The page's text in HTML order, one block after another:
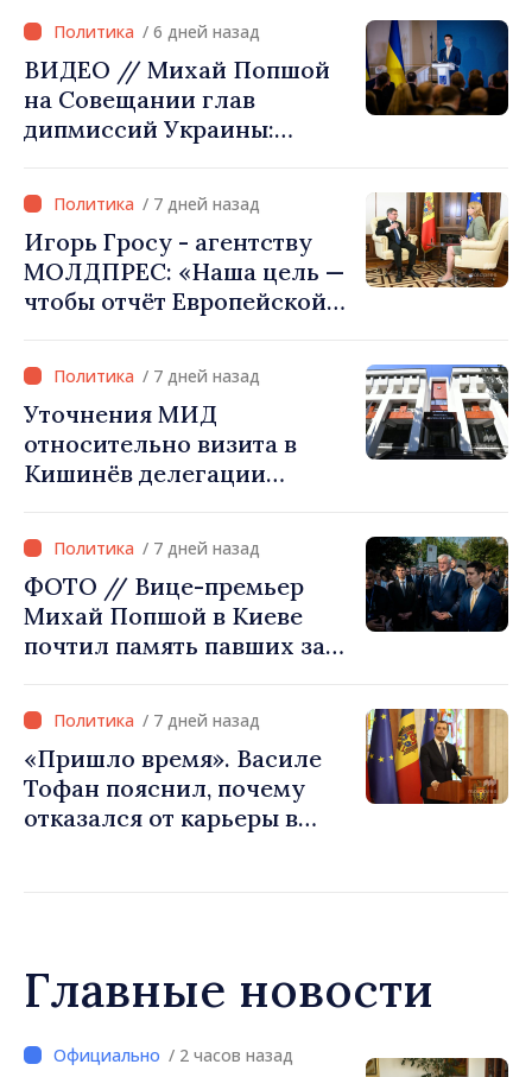
ситуацией в бассейне реки
Днестр и совместные
проекты в сфере
инфраструктуры и
энергетики
/ 6 дней назад
ВИДЕО // Михай Попшой
на Совещании глав
дипмиссий Украины:
сделала свой выбор. Мы
вместе с Украиной»
/ 7 дней назад
Игорь Гросу - агентству
МОЛДПРЕС: «Наша цель —
чтобы отчёт Европейской
ещё лучше»
/ 7 дней назад
Уточнения МИД
относительно визита в
Кишинёв делегации
хозяйства Афганистана
/ 7 дней назад
ФОТО // Вице-премьер
Михай Попшой в Киеве
почтил память павших за
война должна
прекратиться»/ 7 дней назад
«Пришло время». Василе
Тофан пояснил, почему
отказался от карьеры в
Главные новости
/ 1 час назад